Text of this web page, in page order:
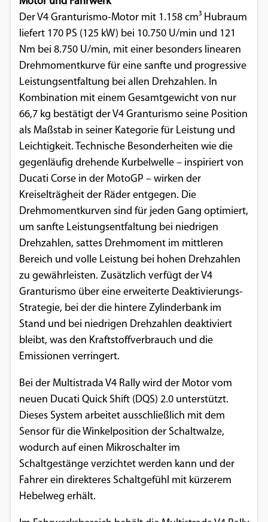
Der V4 Granturismo-Motor mit 1.158 cm³ Hubraum
liefert 170 PS (125 kW) bei 10.750 U/min und 121
Nm bei 8.750 U/min, mit einer besonders linearen
Drehmomentkurve für eine sanfte und progressive
Leistungsentfaltung bei allen Drehzahlen. In
Kombination mit einem Gesamtgewicht von nur
66,7 kg bestätigt der V4 Granturismo seine Position
als Maßstab in seiner Kategorie für Leistung und
Leichtigkeit. Technische Besonderheiten wie die
gegenläufig drehende Kurbelwelle – inspiriert von
Ducati Corse in der MotoGP – wirken der
Kreiselträgheit der Räder entgegen. Die
Drehmomentkurven sind für jeden Gang optimiert,
um sanfte Leistungsentfaltung bei niedrigen
Drehzahlen, sattes Drehmoment im mittleren
Bereich und volle Leistung bei hohen Drehzahlen
zu gewährleisten. Zusätzlich verfügt der V4
Granturismo über eine erweiterte Deaktivierungs-
Strategie, bei der die hintere Zylinderbank im
Stand und bei niedrigen Drehzahlen deaktiviert
bleibt, was den Kraftstoffverbrauch und die
Emissionen verringert.
Bei der Multistrada V4 Rally wird der Motor vom
neuen Ducati Quick Shift (DQS) 2.0 unterstützt.
Dieses System arbeitet ausschließlich mit dem
Sensor für die Winkelposition der Schaltwalze,
wodurch auf einen Mikroschalter im
Schaltgestänge verzichtet werden kann und der
Fahrer ein direkteres Schaltgefühl mit kürzerem
Hebelweg erhält.